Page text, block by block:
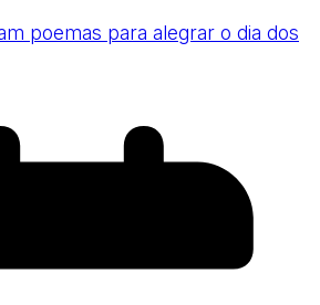
poemas para alegrar o dia dos